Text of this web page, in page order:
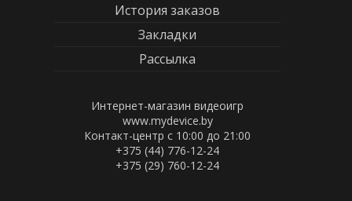
История заказов
Закладки
Рассылка
Интернет-магазин видеоигр
www.mydevice.by
Контакт-центр с 10:00 до 21:00
+375 (44) 776-12-24
+375 (29) 760-12-24